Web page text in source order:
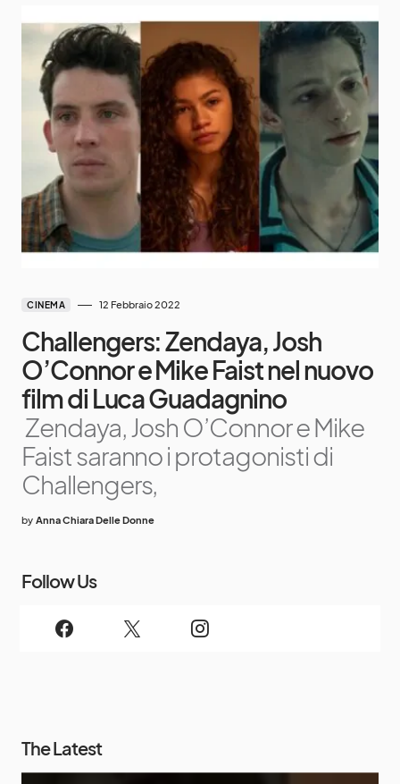
CINEMA 12 Febbraio 2022
Challengers: Zendaya, Josh
O’Connor e Mike Faist nel nuovo
film di Luca Guadagnino
Zendaya, Josh O’Connor e Mike
Faist saranno i protagonisti di
Challengers,
by Anna Chiara Delle Donne
Follow Us
The Latest